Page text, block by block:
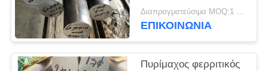
ανοξείδωτο γύρω από
το φραγμό
Διαπραγματεύσιμα MOQ:1 τόνος
ΕΠΙΚΟΙΝΩΝΊΑ
Πυρίμαχος φερριτικός